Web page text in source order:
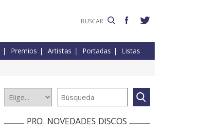
Premios Artistas Portadas Listas
PRO. NOVEDADES DISCOS